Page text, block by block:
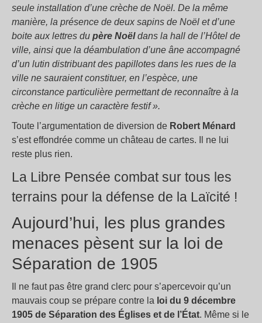
seule installation d’une crèche de Noël. De la même
manière, la présence de deux sapins de Noël et d’une
boite aux lettres du père Noëldans la hall de l’Hôtel de
ville, ainsi que la déambulation d’une âne accompagné
d’un lutin distribuant des papillotes dans les rues de la
ville ne sauraient constituer, en l’espèce, une
circonstance particulière permettant de reconnaître à la
crèche en litige un caractère festif ».
Toute l’argumentation de diversion de Robert Ménard
s’est effondrée comme un château de cartes. Il ne lui
reste plus rien.
La Libre Pensée combat sur tous les
terrains pour la défense de la Laïcité !
Aujourd’hui, les plus grandes
menaces pèsent sur la loi de
Séparation de 1905
Il ne faut pas être grand clerc pour s’apercevoir qu’un
mauvais coup se prépare contre la loi du 9 décembre
1905 de Séparation des Églises et de l’État. Même si le